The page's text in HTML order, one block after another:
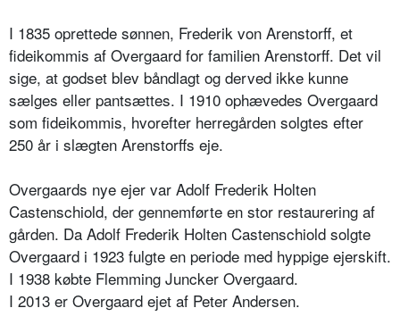
I 1835 oprettede sønnen, Frederik von Arenstorff, et
fideikommis af Overgaard for familien Arenstorff. Det vil
sige, at godset blev båndlagt og derved ikke kunne
sælges eller pantsættes. I 1910 ophævedes Overgaard
som fideikommis, hvorefter herregården solgtes efter
250 år i slægten Arenstorffs eje.
Overgaards nye ejer var Adolf Frederik Holten
Castenschiold, der gennemførte en stor restaurering af
gården. Da Adolf Frederik Holten Castenschiold solgte
Overgaard i 1923 fulgte en periode med hyppige ejerskift.
I 1938 købte Flemming Juncker Overgaard.
I 2013 er Overgaard ejet af Peter Andersen.